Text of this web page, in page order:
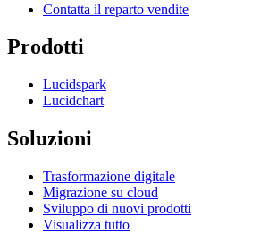
Contatta il reparto vendite
Prodotti
Lucidspark
Lucidchart
Soluzioni
Trasformazione digitale
Migrazione su cloud
Sviluppo di nuovi prodotti
Visualizza tutto